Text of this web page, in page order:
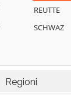
Virgen
REUTTE
SCHWAZ
Regioni